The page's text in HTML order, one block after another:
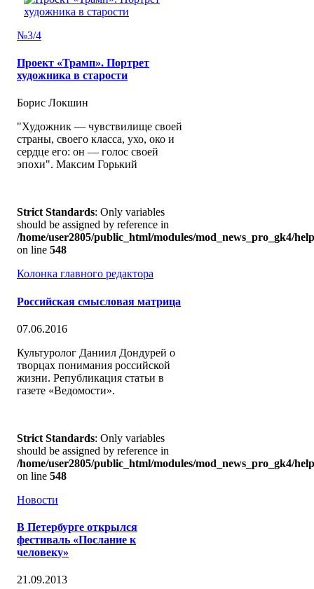
№3/4
Проект «Трамп». Портрет
художника в старости
Борис Локшин
"Художник — чувствилище своей
страны, своего класса, ухо, око и
сердце его: он — голос своей
эпохи". Максим Горький
Strict Standards: Only variables
should be assigned by reference in
/home/user2805/public_html/modules/mod_news_pro_gk4/
on line 548
Колонка главного редактора
Российская смысловая матрица
07.06.2016
Культуролог Даниил Дондурей о
творцах понимания российской
жизни. Републикация статьи в
газете «Ведомости».
Strict Standards: Only variables
should be assigned by reference in
/home/user2805/public_html/modules/mod_news_pro_gk4/
on line 548
Новости
В Петербурге открылся
фестиваль «Послание к
человеку»
21.09.2013